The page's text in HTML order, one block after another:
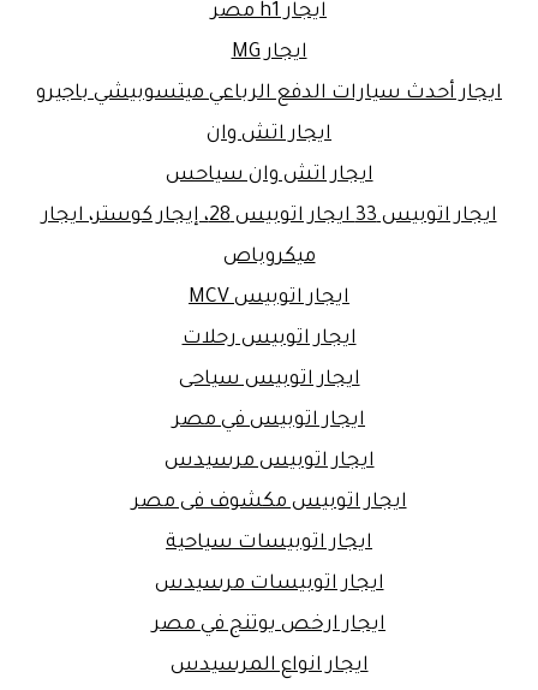
ايجار h1 مصر
ايجار MG
ايجار أحدث سيارات الدفع الرباعي ميتسوبيشي باجيرو
ايجار اتش وان
ايجار اتش وان سياحس
ايجار اتوبيس 33 ايجار اتوبيس 28، إيجار كوستر، ايجار
ميكروباص
ايجار اتوبيس MCV
ايجار اتوبيس رحلات
ايجار اتوبيس سياحى
ايجار اتوبيس في مصر
ايجار اتوبيس مرسيدس
ايجار اتوبيس مكشوف فى مصر
ايجار اتوبيسات سياحية
ايجار اتوبيسات مرسيدس
ايجار ارخص يوتنج في مصر
ايجار انواع المرسيدس